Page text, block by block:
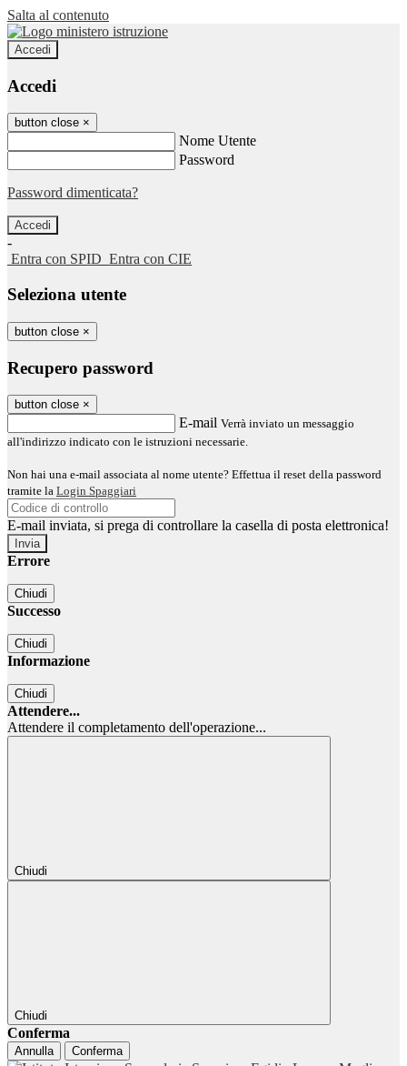
Salta al contenuto
Accedi
Accedi
button close ×
Nome Utente
Password
Password dimenticata?
-
Entra con SPID Entra con CIE
Seleziona utente
button close ×
Recupero password
button close ×
E-mail Verrà inviato un messaggio
all'indirizzo indicato con le istruzioni necessarie.
Non hai una e-mail associata al nome utente? Effettua il reset della password
tramite la Login Spaggiari
E-mail inviata, si prega di controllare la casella di posta elettronica!
Errore
Chiudi
Successo
Chiudi
Informazione
Chiudi
Attendere...
Attendere il completamento dell'operazione...
Chiudi
Chiudi
Conferma
Annulla Conferma